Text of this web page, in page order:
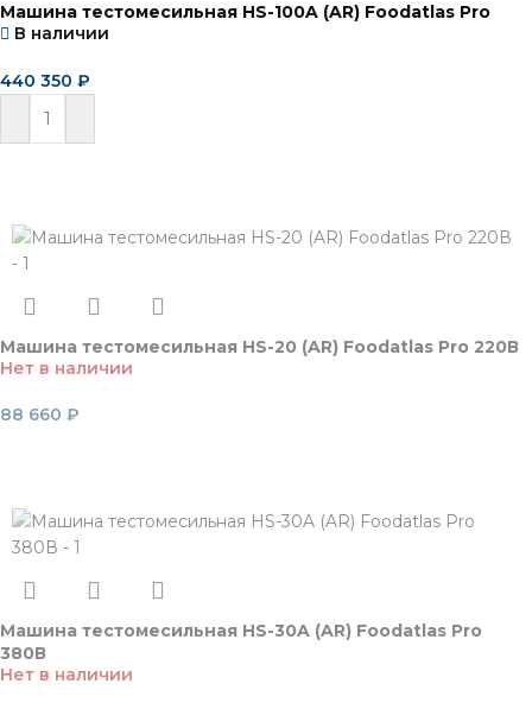
Машина тестомесильная HS-100A (AR) Foodatlas Pro
В наличии
440 350 ₽
Машина тестомесильная HS-20 (AR) Foodatlas Pro 220В
Нет в наличии
88 660 ₽
Машина тестомесильная HS-30A (AR) Foodatlas Pro
380В
Нет в наличии